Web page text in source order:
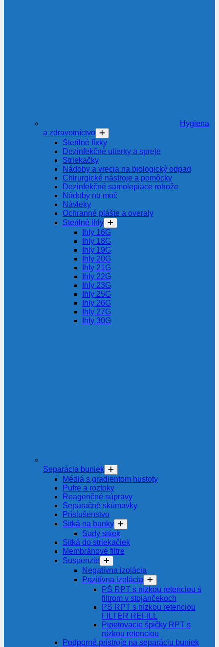
Hygiena
a zdravotníctvo
Sterilné fixky
Dezinfekčné utierky a spreje
Striekačky
Nádoby a vrecia na biologický odpad
Chirurgické nástroje a pomôcky
Dezinfekčné samolepiace rohože
Nádoby na moč
Návleky
Ochranné plášte a overaly
Sterilné ihly
Ihly 16G
Ihly 18G
Ihly 19G
Ihly 20G
Ihly 21G
Ihly 22G
Ihly 23G
Ihly 25G
Ihly 26G
Ihly 27G
Ihly 30G
Separácia buniek
Médiá s gradientom hustoty
Pufre a roztoky
Reagenčné súpravy
Separačné skúmavky
Príslušenstvo
Sitká na bunky
Sady sitiek
Sitká do striekačiek
Membránové filtre
Suspenzie
Negatívna izolácia
Pozitívna izolácia
PŠ RPT s nízkou retenciou s
filtrom v stojančekoch
PŠ RPT s nízkou retenciou
FILTER REFILL
Pipetovacie špičky RPT s
nízkou retenciou
Podporné prístroje na separáciu buniek